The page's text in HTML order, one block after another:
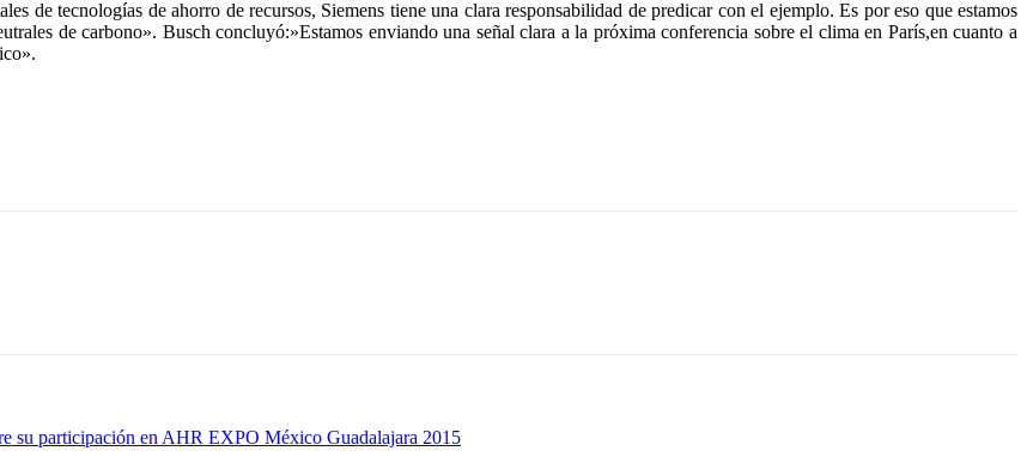
de tecnologías de ahorro de recursos, Siemens tiene una clara responsabilidad de predicar con el ejemplo. Es por eso que estamos
de carbono». Busch concluyó:»Estamos enviando una señal clara a la próxima conferencia sobre el clima en París,en cuanto a
participación en AHR EXPO México Guadalajara 2015